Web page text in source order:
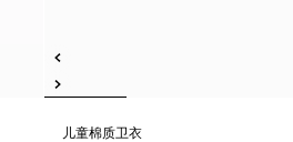
儿童棉质卫衣